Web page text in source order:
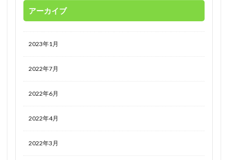
アーカイブ
2023年1月
2022年7月
2022年6月
2022年4月
2022年3月